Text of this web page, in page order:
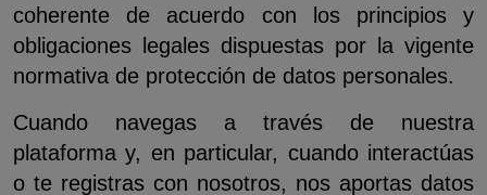
coherente de acuerdo con los principios y
obligaciones legales dispuestas por la vigente
normativa de protección de datos personales.
Cuando navegas a través de nuestra
plataforma y, en particular, cuando interactúas
o te registras con nosotros, nos aportas datos